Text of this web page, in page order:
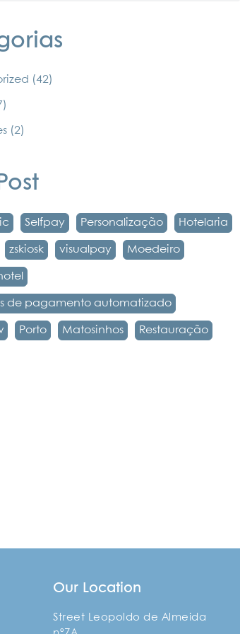
(42)
(2)
Selfpay Personalização Hotelaria
zskiosk visualpay Moedeiro
de pagamento automatizado
Porto Matosinhos Restauração
Our Location
Street Leopoldo de Almeida